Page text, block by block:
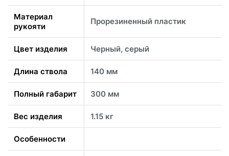
Материал
рукояти
Прорезиненный пластик
Цвет изделия Черный, серый
Длина ствола 140 мм
Полный габарит 300 мм
Вес изделия 1.15 кг
Особенности